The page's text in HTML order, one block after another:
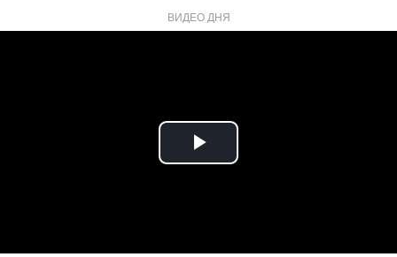
ВИДЕО ДНЯ
Play